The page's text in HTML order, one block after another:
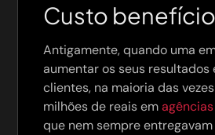
Custo benefício
Antigamente, quando uma
aumentar os seus resultados
clientes, na maioria das
milhões de reais em
que nem sempre